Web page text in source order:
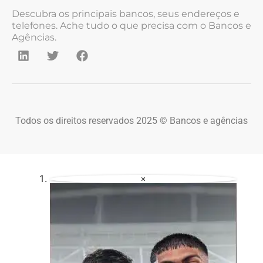
Descubra os principais bancos, seus endereços e
telefones. Ache tudo o que precisa com o Bancos e
Agências.
Todos os direitos reservados 2025 © Bancos e agências
×